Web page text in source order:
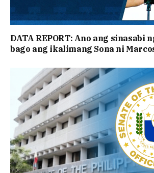
DATA REPORT: Ano ang sinasabi
bago ang ikalimang Sona ni